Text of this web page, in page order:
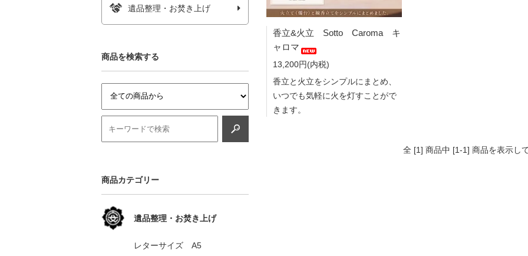
香立&火立 Sotto Caroma キ
ャロマ
13,200円(内税)
香立と火立をシンプルにまとめ、
いつでも気軽に火を灯すことがで
きます。
全 [1] 商品中 [1-1] 商品を表示し
遺品整理・お焚き上げ
商品を検索する
商品カテゴリー
遺品整理・お焚き上げ
レターサイズ A5